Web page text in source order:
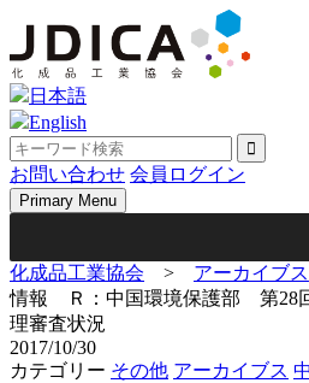
content
日本語
English
お問い合わせ 会員ログイン
Primary Menu
化成品工業協会 > アーカイブス
情報 Ｒ：中国環境保護部 第28
理審査状況
2017/10/30
カテゴリー その他 アーカイブス